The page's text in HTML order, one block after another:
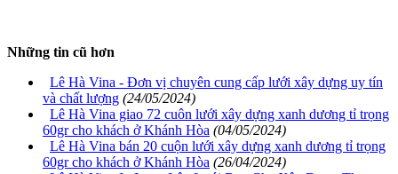
Những tin cũ hơn
Lê Hà Vina - Đơn vị chuyên cung cấp lưới xây dựng uy tín
và chất lượng (24/05/2024)
Lê Hà Vina giao 72 cuôn lưới xây dựng xanh dương tỉ trọng
60gr cho khách ở Khánh Hòa (04/05/2024)
Lê Hà Vina bán 20 cuộn lưới xây dựng xanh dương tỉ trọng
60gr cho khách ở Khánh Hòa (26/04/2024)